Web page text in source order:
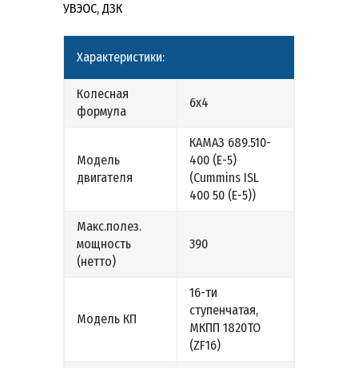
УВЭОС, ДЗК
Характеристики:
Колесная
формула
6х4
Модель
двигателя
КАМАЗ 689.510-
400 (Е-5)
(Cummins ISL
400 50 (Е-5))
Макс.полез.
мощность
(нетто)
390
Модель КП
16-ти
ступенчатая,
МКПП 1820ТО
(ZF16)